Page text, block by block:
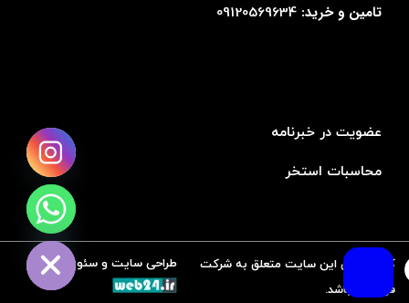
تامین و خرید: 09120569634
عضویت در خبرنامه
محاسبات استخر
کلیه حقوق این سایت متعلق به شرکت
فرنام می‌باشد.
طراحی سایت و سئو توسط
Hide
chaty